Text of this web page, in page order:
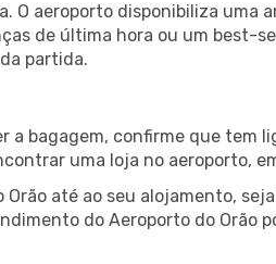
O aeroporto disponibiliza uma
de última hora ou um best-
partida.
a bagagem, confirme que
uma loja no aeroporto,
até ao seu alojamento,
do Aeroporto do Orão